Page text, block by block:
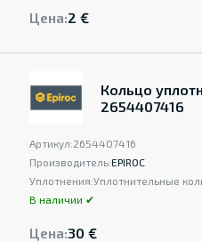
Цена:2 €
Кольцо
2654407416
Артикул:2654407416
Производитель:EPIROC
Уплотнения:Уплотнительные
В наличии ✔
Цена:30 €